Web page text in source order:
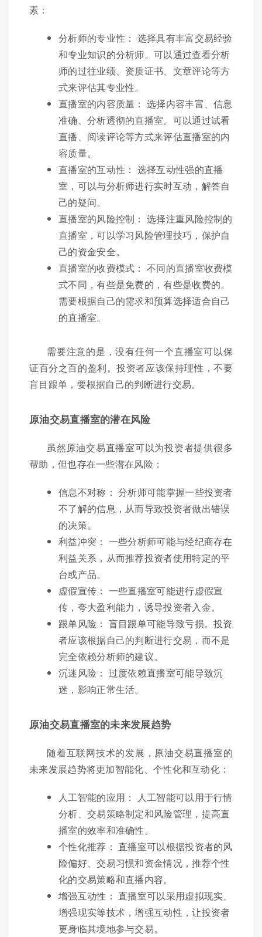
素：
分析师的专业性： 选择具有丰富交易经验
和专业知识的分析师。可以通过查看分析
师的过往业绩、资质证书、文章评论等方
式来评估其专业性。
直播室的内容质量： 选择内容丰富、信息
准确、分析透彻的直播室。可以通过试看
直播、阅读评论等方式来评估直播室的内
容质量。
直播室的互动性： 选择互动性强的直播
室，可以与分析师进行实时互动，解答自
己的疑问。
直播室的风险控制： 选择注重风险控制的
直播室，可以学习风险管理技巧，保护自
己的资金安全。
直播室的收费模式： 不同的直播室收费模
式不同，有些是免费的，有些是收费的。
需要根据自己的需求和预算选择适合自己
的直播室。
需要注意的是，没有任何一个直播室可以保
证百分之百的盈利。投资者应该保持理性，不要
盲目跟单，要根据自己的判断进行交易。
原油交易直播室的潜在风险
虽然原油交易直播室可以为投资者提供很多
帮助，但也存在一些潜在风险：
信息不对称： 分析师可能掌握一些投资者
不了解的信息，从而导致投资者做出错误
的决策。
利益冲突： 一些分析师可能与经纪商存在
利益关系，从而推荐投资者使用特定的平
台或产品。
虚假宣传： 一些直播室可能进行虚假宣
传，夸大盈利能力，诱导投资者入金。
跟单风险： 盲目跟单可能导致亏损。投资
者应该根据自己的判断进行交易，而不是
完全依赖分析师的建议。
沉迷风险： 过度依赖直播室可能导致沉
迷，影响正常生活。
原油交易直播室的未来发展趋势
随着互联网技术的发展，原油交易直播室的
未来发展趋势将更加智能化、个性化和互动化：
人工智能的应用： 人工智能可以用于行情
分析、交易策略制定和风险管理，提高直
播室的效率和准确性。
个性化推荐： 直播室可以根据投资者的风
险偏好、交易习惯和资金情况，推荐个性
化的交易策略和直播内容。
增强互动性： 直播室可以采用虚拟现实、
增强现实等技术，增强互动性，让投资者
更身临其境地参与交易。